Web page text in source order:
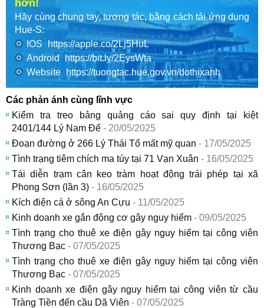
hơn!
Hãy cùng chung tay, tương tác, bằng cách tải ứng dụng
Hue-S:
IOS
https://apple.co/2Lj5HuL
Android
https://bit.ly/2EysWta
Website
https://tuongtac.hue.gov.vn/dothixanh
Các phản ánh cùng lĩnh vực
Kiểm tra treo bảng quảng cáo sai quy định tại kiệt
2401/144 Lý Nam Đế - 20/05/2025
Đoạn đường ở 266 Lý Thái Tổ mất mỹ quan - 17/05/2025
Tình trạng tiêm chích ma túy tại 71 Vạn Xuân - 16/05/2025
Tái diễn trạm cân keo tràm hoạt động trái phép tại xã
Phong Sơn (lần 3) - 16/05/2025
Kích điện cá ở sông An Cựu - 11/05/2025
Kinh doanh xe gắn động cơ gây nguy hiểm - 09/05/2025
Tình trạng cho thuê xe điện gây nguy hiểm tại công viên
Thương Bạc - 07/05/2025
Tình trạng cho thuê xe điện gây nguy hiểm tại công viên
Thương Bạc - 07/05/2025
Kinh doanh xe điện gây nguy hiểm tại công viên từ cầu
Tràng Tiền đến cầu Dã Viên - 07/05/2025